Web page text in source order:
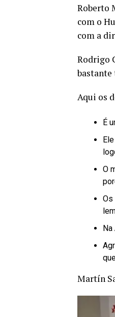
Roberto
com o
com a
Rodrigo
bastante
Aqui os
É
O
Os
Na
Martín